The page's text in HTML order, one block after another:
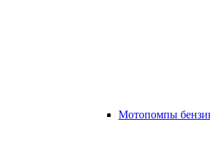
Мотопомпы